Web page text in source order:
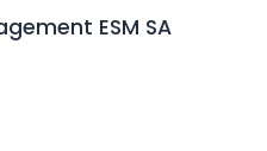
ESM SA